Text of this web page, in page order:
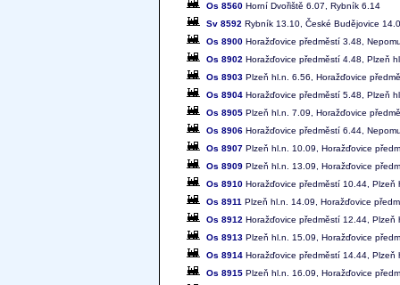
Os 8560 Horní Dvořiště 6.07, Rybník 6.14
Sv 8592 Rybník 13.10, České Budějovice
Os 8900 Horažďovice předměstí 3.48,
Os 8902 Horažďovice předměstí 4.48, Plzeň
Os 8903 Plzeň hl.n. 6.56, Horažďovice
Os 8904 Horažďovice předměstí 5.48, Plzeň
Os 8905 Plzeň hl.n. 7.09, Horažďovice
Os 8906 Horažďovice předměstí 6.44,
Os 8907 Plzeň hl.n. 10.09, Horažďovice
Os 8909 Plzeň hl.n. 13.09, Horažďovice
Os 8910 Horažďovice předměstí 10.44, Plzeň
Os 8911 Plzeň hl.n. 14.09, Horažďovice
Os 8912 Horažďovice předměstí 12.44, Plzeň
Os 8913 Plzeň hl.n. 15.09, Horažďovice
Os 8914 Horažďovice předměstí 14.44, Plzeň
Os 8915 Plzeň hl.n. 16.09, Horažďovice